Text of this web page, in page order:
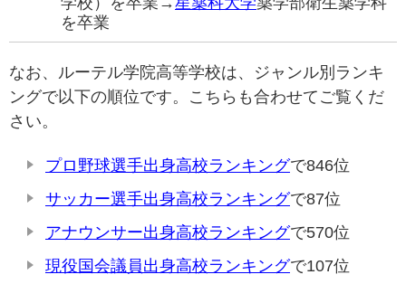
を卒業
なお、ルーテル学院高等学校は、ジャンル別ランキ
ングで以下の順位です。こちらも合わせてご覧くだ
さい。
プロ野球選手出身高校ランキングで846位
サッカー選手出身高校ランキングで87位
アナウンサー出身高校ランキングで570位
現役国会議員出身高校ランキングで107位